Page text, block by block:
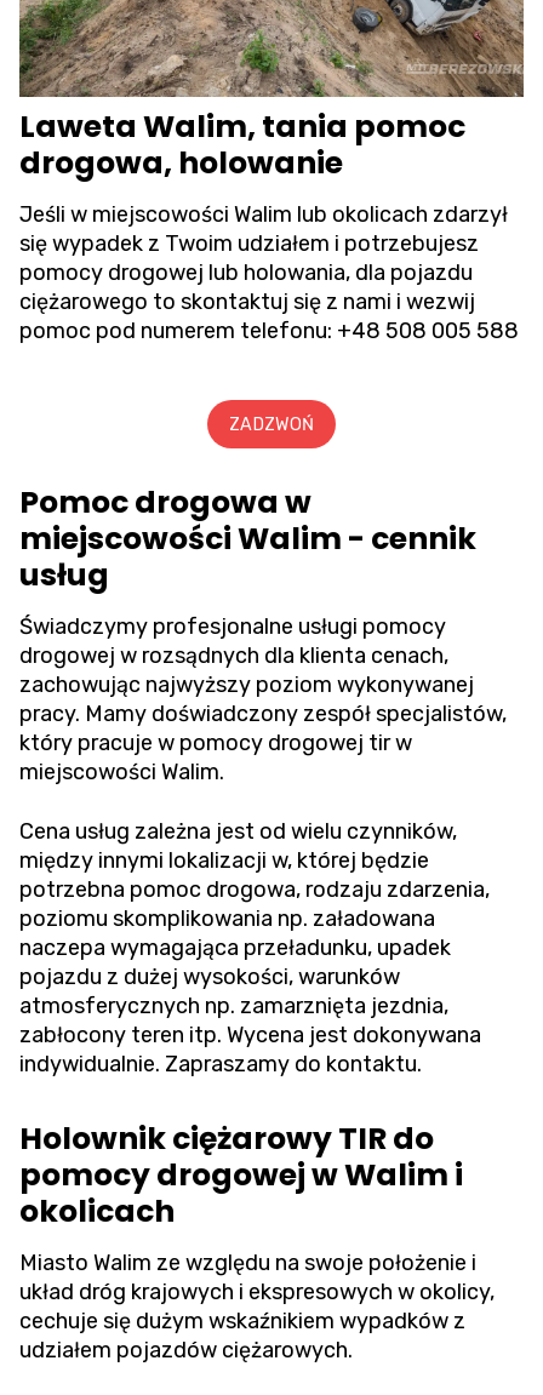
Laweta Walim, tania pomoc
drogowa, holowanie
Jeśli w miejscowości Walim lub okolicach zdarzył
się wypadek z Twoim udziałem i potrzebujesz
pomocy drogowej lub holowania, dla pojazdu
ciężarowego to skontaktuj się z nami i wezwij
pomoc pod numerem telefonu: +48 508 005 588
ZADZWOŃ
Pomoc drogowa w
miejscowości Walim - cennik
usług
Świadczymy profesjonalne usługi pomocy
drogowej w rozsądnych dla klienta cenach,
zachowując najwyższy poziom wykonywanej
pracy. Mamy doświadczony zespół specjalistów,
który pracuje w pomocy drogowej tir w
miejscowości Walim.
Cena usług zależna jest od wielu czynników,
między innymi lokalizacji w, której będzie
potrzebna pomoc drogowa, rodzaju zdarzenia,
poziomu skomplikowania np. załadowana
naczepa wymagająca przeładunku, upadek
pojazdu z dużej wysokości, warunków
atmosferycznych np. zamarznięta jezdnia,
zabłocony teren itp. Wycena jest dokonywana
indywidualnie. Zapraszamy do kontaktu.
Holownik ciężarowy TIR do
pomocy drogowej w Walim i
okolicach
Miasto Walim ze względu na swoje położenie i
układ dróg krajowych i ekspresowych w okolicy,
cechuje się dużym wskaźnikiem wypadków z
udziałem pojazdów ciężarowych.